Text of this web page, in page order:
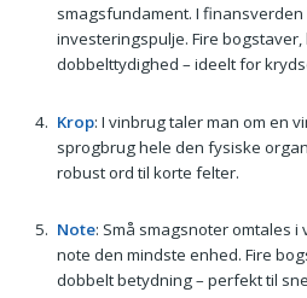
smagsfundament. I
investeringspulje. Fire bogstaver,
dobbelttydighed – ideelt for
Krop: I vinbrug taler man om en
sprogbrug hele den fysiske
robust ord til korte felter.
Note: Små smagsnoter omtales i
note den mindste enhed. Fire
dobbelt betydning – perfekt til